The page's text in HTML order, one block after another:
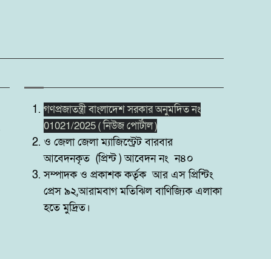
গণপ্রজাতন্ত্রী বাংলাদেশ সরকার অনুমদিত নং
01021/2025 ( নিউজ পোর্টাল )
ও জেলা জেলা ম্যাজিস্ট্রেট বারবার
আবেদনকৃত (প্রিন্ট ) আবেদন নং ন৪০
সম্পাদক ও প্রকাশক কর্তৃক আর এস প্রিন্টিং
প্রেস ৯২,আরামবাগ মতিঝিল বাণিজ্যিক এলাকা
হতে মুদ্রিত।